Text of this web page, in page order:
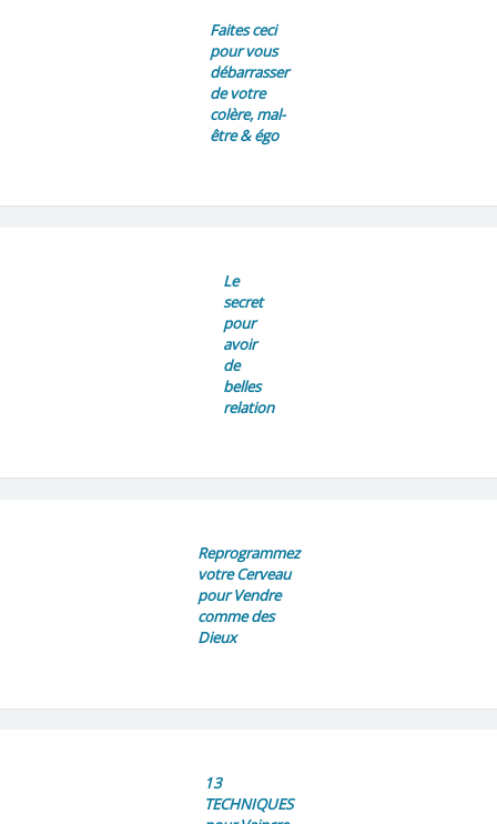
Faites ceci
pour vous
débarrasser
de votre
colère, mal-
être & égo
Le
secret
pour
avoir
de
belles
relation
Reprogrammez
votre Cerveau
pour Vendre
comme des
Dieux
13
TECHNIQUES